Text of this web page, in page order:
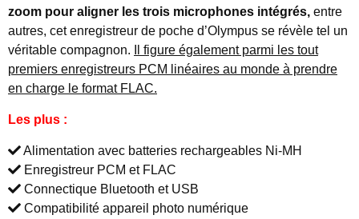
zoom pour aligner les trois microphones intégrés, entre
autres, cet enregistreur de poche d’Olympus se révèle tel un
véritable compagnon.
Il figure également parmi les tout
premiers enregistreurs PCM linéaires au monde à prendre
en charge le format FLAC.
Les plus :
Alimentation avec batteries rechargeables Ni-MH
Enregistreur PCM et FLAC
Connectique Bluetooth et USB
Compatibilité appareil photo numérique